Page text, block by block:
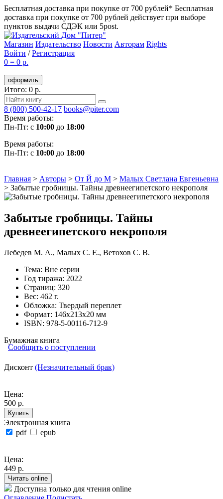
Бесплатная доставка при покупке от 700 рублей* Бесплатная
доставка при покупке от 700 рублей действует при выборе
пунктов выдачи СДЭК или 5post.
Магазин Издательство Новости Авторам Rights
Войти /Регистрация
0 = 0 р.
оформить
Итого: 0 р.
8 (800) 500-42-17 books@piter.com
Время работы:
Пн-Пт: с 10:00 до 18:00
Время работы:
Пн-Пт: с 10:00 до 18:00
Главная > Авторы > От Й до М > Малых Светлана Евгеньевна
> Забытые гробницы. Тайны древнеегипетского некрополя
Забытые гробницы. Тайны
древнеегипетского некрополя
Лебедев М. А., Малых С. Е., Ветохов С. В.
Тема: Вне серии
Год тиража: 2022
Страниц: 320
Вес: 462 г.
Обложка: Твердый переплет
Формат: 146х213х20 мм
ISBN: 978-5-00116-712-9
Бумажная книга
Сообщить о поступлении
Дисконт (Незначительный брак)
Цена:
500 р.
Купить
Электронная книга
pdf
epub
Цена:
449 р.
Читать online
Доступна только для чтения online